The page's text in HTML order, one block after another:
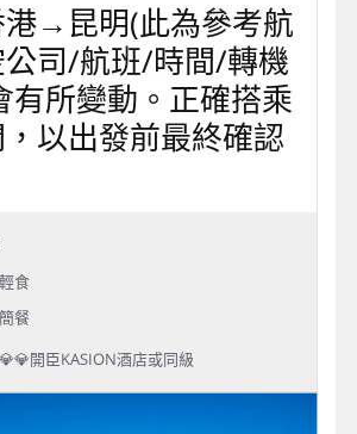
→昆明(此為參考航
司/航班/時間/轉機
有所變動。正確搭乘
以出發前最終確認
食
餐
開臣KASION酒店或同級